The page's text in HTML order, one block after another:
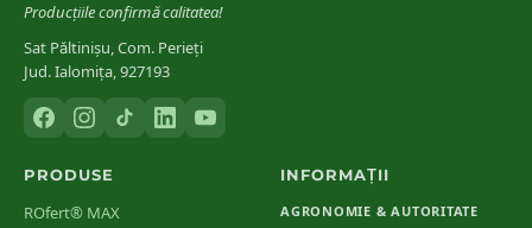
Producțiile confirmă calitatea!
Sat Păltinișu, Com. Perieți
Jud. Ialomița, 927193
PRODUSE
ROfert® MAX
INFORMAȚII
AGRONOMIE & AUTORITATE